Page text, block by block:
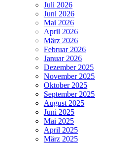
Juli 2026
Juni 2026
Mai 2026
April 2026
März 2026
Februar 2026
Januar 2026
Dezember 2025
November 2025
Oktober 2025
September 2025
August 2025
Juni 2025
Mai 2025
April 2025
März 2025